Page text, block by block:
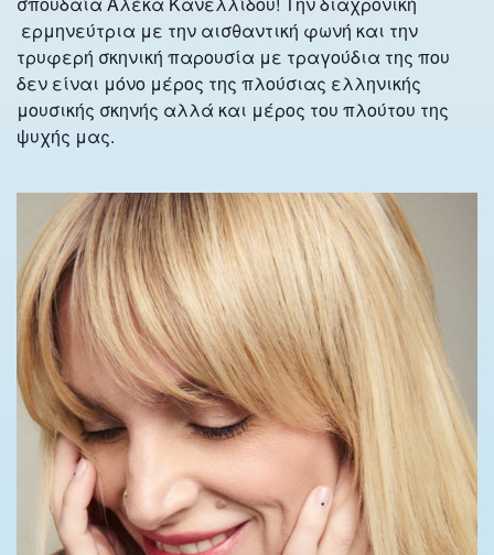
ερμηνεύτρια με την αισθαντική φωνή και την
τρυφερή σκηνική παρουσία με τραγούδια της που
δεν είναι μόνο μέρος της πλούσιας ελληνικής
μουσικής σκηνής αλλά και μέρος του πλούτου της
ψυχής μας.